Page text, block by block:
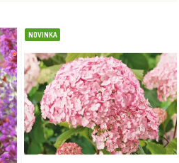
NOVINKA